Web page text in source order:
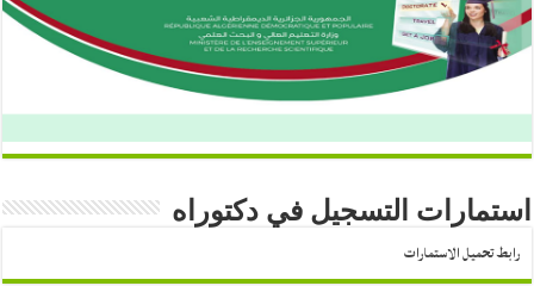
استمارات التسجيل في دكتوراه
رابط تحميل الاستمارات